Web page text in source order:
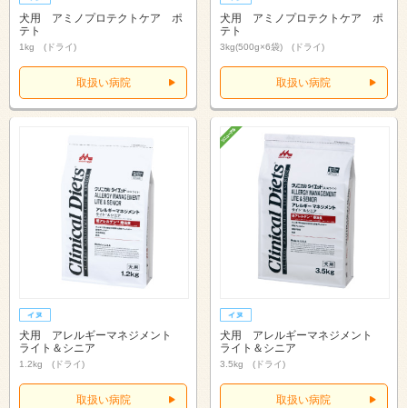
犬用 アミノプロテクトケア ポ
テト
1kg (ドライ)
取扱い病院
犬用 アミノプロテクトケア ポ
テト
3kg(500g×6袋) (ドライ)
取扱い病院
犬用 アレルギーマネジメント
ライト＆シニア
1.2kg (ドライ)
取扱い病院
犬用 アレルギーマネジメント
ライト＆シニア
3.5kg (ドライ)
取扱い病院